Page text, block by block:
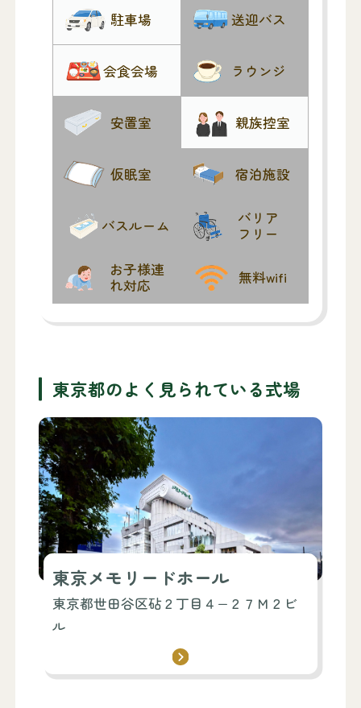
機関より徒歩7分の立地にあり、ご参列の
方にも便利な斎場です。
【大楽寺の由緒】
開基のころ：
開基は1019年と伝えられていますが、定
かでありません。しかし、寺の境内から
出土した板碑（供養ため石で作った碑）
により、鎌倉時代には、すでにこの地に
寺があったと思われます。
鎌倉時代から室町時代：
大楽寺は極楽寺と呼ばれ寺運勢大、七堂
伽藍の整った壮麗な道場であり、現在地
より２００ｍ位ほど南まで境内があった
と伝えられています。
戦国時代のころ：
通ったことや、徳川二代将軍秀忠が自分
の子供の健康を祈って経文一巻と朱印を
奉納し、葵の定紋の使用が認められたこ
となどが伝えられています。
戦後の大楽寺：
昭和２０年4月１５日の米軍の大空襲によ
り本堂・書院・山門・庫裏等が焼失、昭
和３０年に木造本堂が建立され、更に昭
和４８年４月に現本堂が再建、昭和６３
年４月２９日には楼門ならびに鐘楼が、
平成６年１１月６日には蒲田不動尊が大
駐車場 送迎バス
会食会場 ラウンジ
安置室 親族控室
仮眠室 宿泊施設
バスルーム
バリア
フリー
お子様連
れ対応
無料wifi
東京都のよく見られている式場
東京メモリードホール
東京都世田谷区砧２丁目４−２７Ｍ２ビ
ル